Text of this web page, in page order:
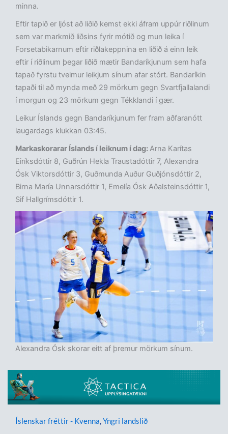
minna.
Eftir tapið er ljóst að liðið kemst ekki áfram uppúr riðlinum
sem var markmið liðsins fyrir mótið og mun leika í
Forsetabikarnum eftir riðlakeppnina en liðið á einn leik
eftir í riðlinum þegar liðið mætir Bandaríkjunum sem hafa
tapað fyrstu tveimur leikjum sínum afar stórt. Bandaríkin
tapaði til að mynda með 29 mörkum gegn Svartfjallalandi
í morgun og 23 mörkum gegn Tékklandi í gær.
Leikur Íslands gegn Bandaríkjunum fer fram aðfaranótt
laugardags klukkan 03:45.
Markaskorarar Íslands í leiknum í dag:Arna Karítas
Eiríksdóttir 8, Guðrún Hekla Traustadóttir 7, Alexandra
Ósk Viktorsdóttir 3, Guðmunda Auður Guðjónsdóttir 2,
Birna María Unnarsdóttir 1, Emelía Ósk Aðalsteinsdóttir 1,
Sif Hallgrímsdóttir 1.
Alexandra Ósk skorar eitt af þremur mörkum sínum.
Íslenskar fréttir - Kvenna,Yngri landslið